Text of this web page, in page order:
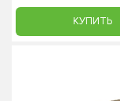
КУПИТЬ